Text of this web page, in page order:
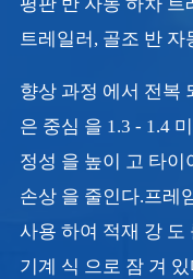
트레일러, 골조 반 자
향상 과정 에서 전복
은 중심 을 1.3 - 1.4
정성 을 높이 고 타
손상 을 줄인다.프레
사용 하여 적재 강 도
기계 식 으로 잠 겨